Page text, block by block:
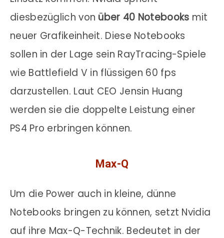
diesbezüglich von über 40 Notebooks mit
neuer Grafikeinheit. Diese Notebooks
sollen in der Lage sein RayTracing-Spiele
wie Battlefield V in flüssigen 60 fps
darzustellen. Laut CEO Jensin Huang
werden sie die doppelte Leistung einer
PS4 Pro erbringen können.
Max-Q
Um die Power auch in kleine, dünne
Notebooks bringen zu können, setzt Nvidia
auf ihre Max-Q-Technik. Bedeutet in der